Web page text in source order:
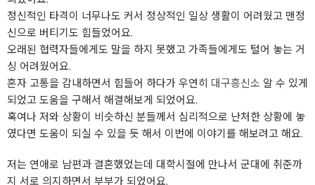
정신적인 타격이 너무나도 커서 정상적인 일상 생활이 어려웠고 맨정
신으로 버티기도 힘들었어요.
오래된 협력자들에게도 말을 하지 못했고 가족들에게도 털어 놓는 거
싱 어려웠어요.
혼자 고통을 감내하면서 힘들어 하다가 우연히 대구흥신소 알 수 있게
되었고 도움을 구해서 해결해보게 되었어요.
혹여나 저와 상황이 비슷하신 분들께서 심리적으로 난처한 상황에 놓
였다면 도움이 되실 수 있을 듯 해서 이번에 이야기를 해보려고 해요.
저는 연애로 남편과 결혼했었는데 대학시절에 만나서 군대에 취준까
지 서로 의지하면서 부부가 되었어요.